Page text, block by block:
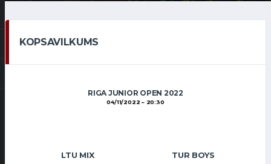
KOPSAVILKUMS
RIGA JUNIOR OPEN 2022
04/11/2022 20:30
LTU MIX TUR BOYS